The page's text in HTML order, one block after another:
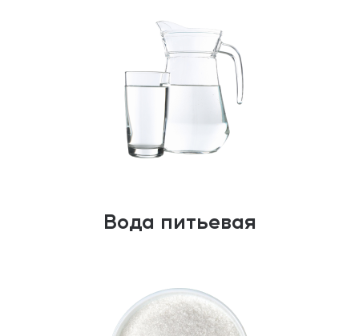
Вода питьевая